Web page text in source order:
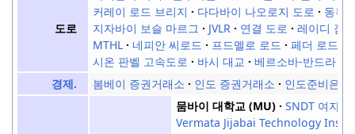
도로
커레이 로드 브리지
다다바이 나오로지 도로
동부
지자바이 보슬 마르그
JVLR 연결 도로
레이디 잠
MTHL
네피안 씨로드 프드멜로 로드 페더 로드
시온 판벨 고속도로
바시 대교
베르소바-반드라 해
경제.
봄베이 증권거래소 인도 증권거래소 인도준비은행
뭄바이 대학교 (MU)
SNDT 여자
Vermata Jijabai Technology